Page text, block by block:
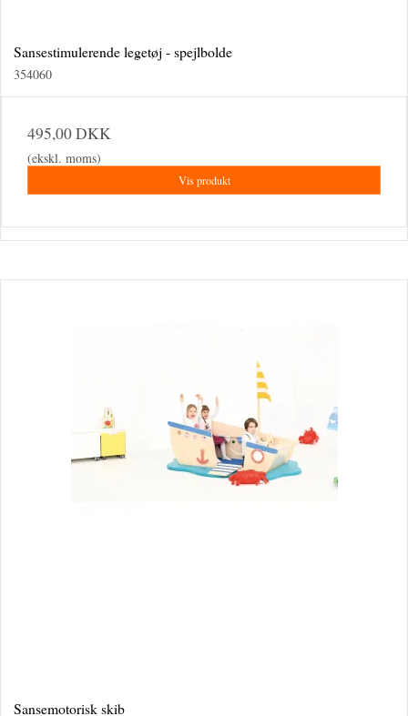
Sansestimulerende legetøj - spejlbolde
354060
495,00 DKK
(ekskl. moms)
Vis produkt
Sansemotorisk skib